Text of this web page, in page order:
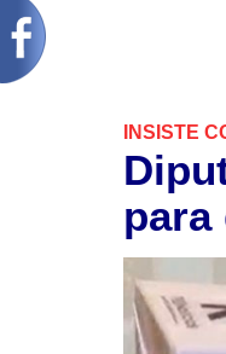
INSISTE
para